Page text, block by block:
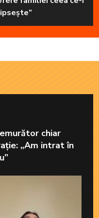
chiar
„Am intrat în